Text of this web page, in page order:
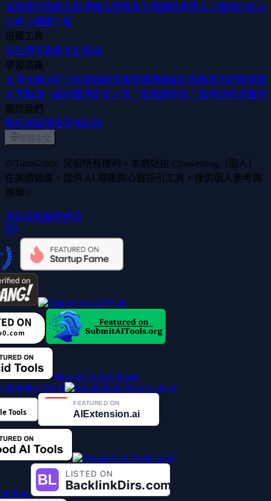
話塔羅命運牌全部牌陣五張牌陣七張牌陣事業占卜靈魂伴侶占
卜他心裡想什麼
塔羅工具
出生牌計算組合計算器
學習塔羅
大阿卡納小阿卡納塔羅牌含義塔羅牌牌組部落格常見問題塔羅
入門指南一副塔羅牌有多少張？ 塔羅牌準嗎？ 如何使用塔羅牌
關於我們
關於聯絡價格更新日誌
繁體中文
© TarotGuide. 保留所有權利。本網站由 Chuweifeng（個人）
在美國營運，提供 AI 塔羅與心靈指引工具，僅供個人參考與
娛樂。
隱私政策服務條款
MossAI ToolsZ-Image